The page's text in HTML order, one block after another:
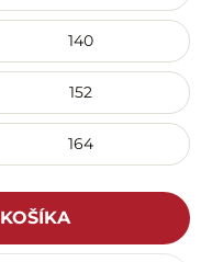
140
152
164